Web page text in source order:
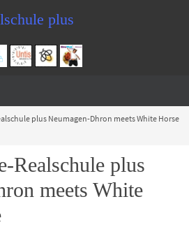
plus
plus Neumagen-Dhron meets White Horse
Realschule plus
meets White